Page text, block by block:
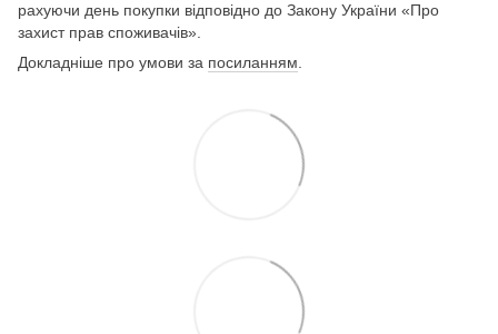
рахуючи день покупки відповідно до Закону України «Про
захист прав споживачів».
Докладніше про умови за посиланням.